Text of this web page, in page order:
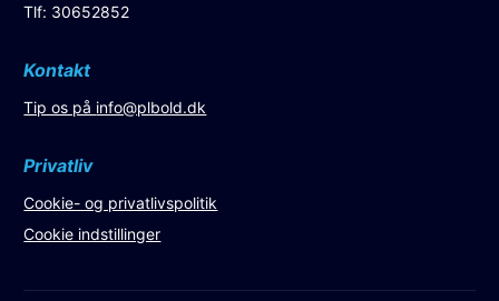
Tlf: 30652852
Kontakt
Tip os på info@plbold.dk
Privatliv
Cookie- og privatlivspolitik
Cookie indstillinger